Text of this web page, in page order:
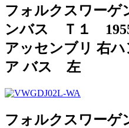
フォルクスワー
ンバス Ｔ１
アッセンブリ 右
ア バス 左
フォルクスワー